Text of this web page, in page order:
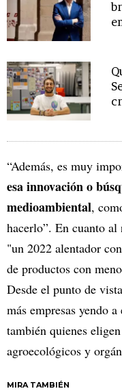
“Además, es muy
esa innovación o
medioambiental,
hacerlo”. En cuanto
"un 2022 alentador
de productos con
Desde el punto de
más empresas yendo
también quienes
agroecológicos y
MIRA TAMBIÉN